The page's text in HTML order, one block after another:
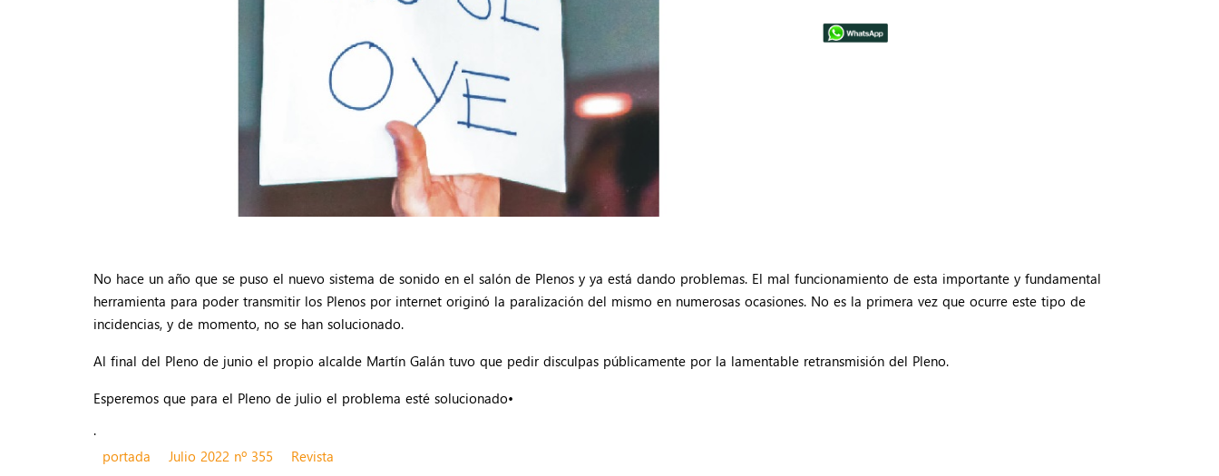
No hace un año que se puso el nuevo sistema de sonido en el salón de Plenos y ya está dando problemas. El mal funcionamiento de esta importante y fundamental
herramienta para poder transmitir los Plenos por internet originó la paralización del mismo en numerosas ocasiones. No es la primera vez que ocurre este tipo de
incidencias, y de momento, no se han solucionado.
Al final del Pleno de junio el propio alcalde Martín Galán tuvo que pedir disculpas públicamente por la lamentable retransmisión del Pleno.
Esperemos que para el Pleno de julio el problema esté solucionado•
.
portada
Julio 2022 nº 355 Revista